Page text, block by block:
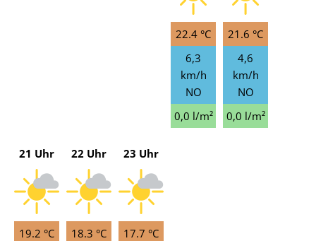
22.4 °C
6,3
km/h
NO
0,0 l/m²
21.6 °C
4,6
km/h
NO
0,0 l/m²
21 Uhr
19.2 °C
22 Uhr
18.3 °C
23 Uhr
17.7 °C